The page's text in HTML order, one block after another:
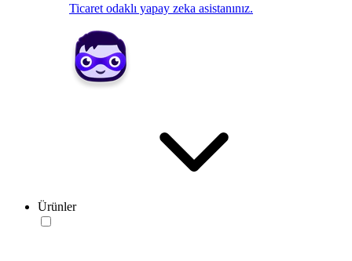
Ticaret odaklı yapay zeka asistanınız.
Ürünler